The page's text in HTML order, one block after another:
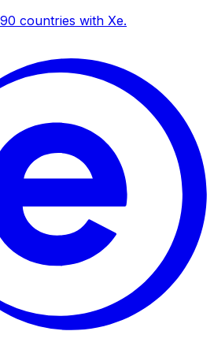
countries with Xe.